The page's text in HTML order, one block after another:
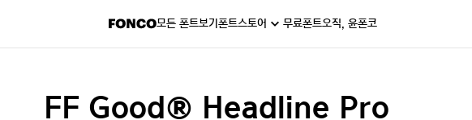
모든 폰트보기폰트스토어 무료폰트오직, 윤폰코
FF Good® Headline Pro